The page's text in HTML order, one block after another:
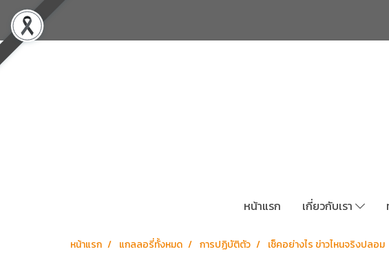
หน้าแรก เกี่ยวกับเรา
หน้าแรก แกลลอรี่ทั้งหมด การปฏิบัติตัว เช็คอย่างไร ข่าวไหนจริงปลอม